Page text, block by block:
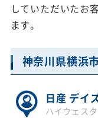
していただいたお
ます。
神奈川県横浜
日産 デイ
ハイウェス